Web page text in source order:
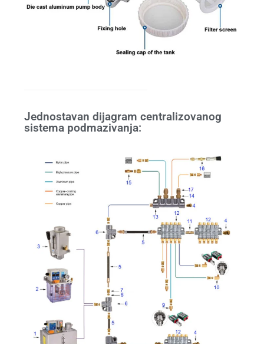
Jednostavan dijagram centralizovanog
sistema podmazivanja: